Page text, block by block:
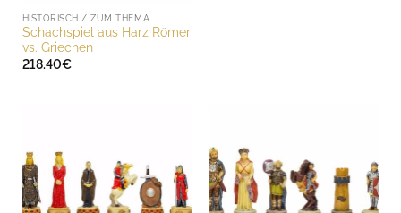
HISTORISCH / ZUM THEMA
Schachspiel aus Harz Römer
vs. Griechen
218.40€